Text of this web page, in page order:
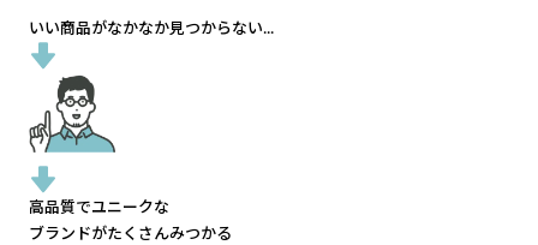
いい商品がなかなか見つからない...
高品質でユニークな
ブランドがたくさんみつかる